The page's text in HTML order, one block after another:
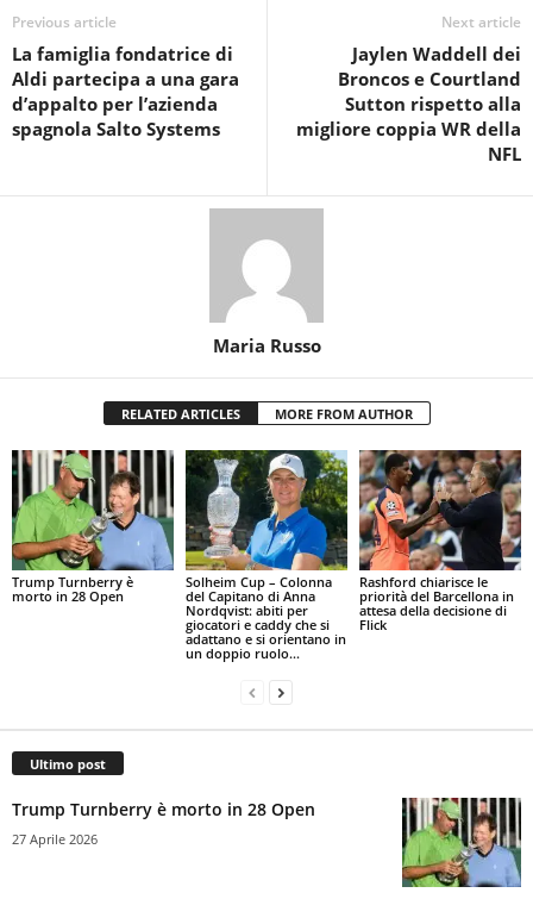
Previous article
La famiglia fondatrice di
Aldi partecipa a una gara
d’appalto per l’azienda
spagnola Salto Systems
Next article
Jaylen Waddell dei
Broncos e Courtland
Sutton rispetto alla
migliore coppia WR della
NFL
Maria Russo
RELATED ARTICLES MORE FROM AUTHOR
Trump Turnberry è
morto in 28 Open
Solheim Cup – Colonna
del Capitano di Anna
Nordqvist: abiti per
giocatori e caddy che si
adattano e si orientano in
un doppio ruolo...
Rashford chiarisce le
priorità del Barcellona in
attesa della decisione di
Flick
Ultimo post
Trump Turnberry è morto in 28 Open
27 Aprile 2026